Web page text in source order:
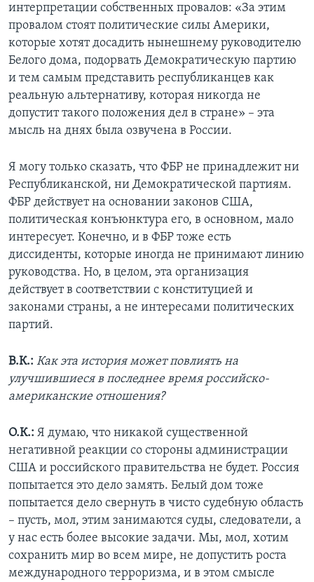
интерпретации собственных провалов: «За этим
провалом стоят политические силы Америки,
которые хотят досадить нынешнему руководителю
Белого дома, подорвать Демократическую партию
и тем самым представить республиканцев как
реальную альтернативу, которая никогда не
допустит такого положения дел в стране» – эта
мысль на днях была озвучена в России.
Я могу только сказать, что ФБР не принадлежит ни
Республиканской, ни Демократической партиям.
ФБР действует на основании законов США,
политическая конъюнктура его, в основном, мало
интересует. Конечно, и в ФБР тоже есть
диссиденты, которые иногда не принимают линию
руководства. Но, в целом, эта организация
действует в соответствии с конституцией и
законами страны, а не интересами политических
партий.
В.К.: Как эта история может повлиять на
улучшившиеся в последнее время российско-
американские отношения?
О.К.: Я думаю, что никакой существенной
негативной реакции со стороны администрации
США и российского правительства не будет. Россия
попытается это дело замять. Белый дом тоже
попытается дело свернуть в чисто судебную область
– пусть, мол, этим занимаются суды, следователи, а
у нас есть более высокие задачи. Мы, мол, хотим
сохранить мир во всем мире, не допустить роста
международного терроризма, и в этом смысле